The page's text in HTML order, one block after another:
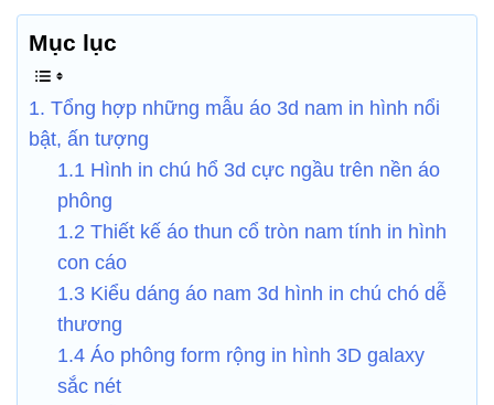
Mục lục
1. Tổng hợp những mẫu áo 3d nam in hình nổi
bật, ấn tượng
1.1 Hình in chú hổ 3d cực ngầu trên nền áo
phông
1.2 Thiết kế áo thun cổ tròn nam tính in hình
con cáo
1.3 Kiểu dáng áo nam 3d hình in chú chó dễ
thương
1.4 Áo phông form rộng in hình 3D galaxy
sắc nét